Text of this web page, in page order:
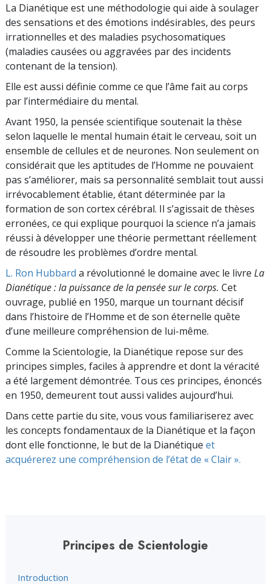
La Dianétique est une méthodologie qui aide à soulager
des sensations et des émotions indésirables, des peurs
irrationnelles et des maladies psychosomatiques
(maladies causées ou aggravées par des incidents
contenant de la tension).
Elle est aussi définie comme ce que l’âme fait au corps
par l’intermédiaire du mental.
Avant 1950, la pensée scientifique soutenait la thèse
selon laquelle le mental humain était le cerveau, soit un
ensemble de cellules et de neurones. Non seulement on
considérait que les aptitudes de l’Homme ne pouvaient
pas s’améliorer, mais sa personnalité semblait tout aussi
irrévocablement établie, étant déterminée par la
formation de son cortex cérébral. Il s’agissait de thèses
erronées, ce qui explique pourquoi la science n’a jamais
réussi à développer une théorie permettant réellement
de résoudre les problèmes d’ordre mental.
L. Ron Hubbard a révolutionné le domaine avec le livre La
Dianétique : la puissance de la pensée sur le corps. Cet
ouvrage, publié en 1950, marque un tournant décisif
dans l’histoire de l’Homme et de son éternelle quête
d’une meilleure compréhension de lui-même.
Comme la Scientologie, la Dianétique repose sur des
principes simples, faciles à apprendre et dont la véracité
a été largement démontrée. Tous ces principes, énoncés
en 1950, demeurent tout aussi valides aujourd’hui.
Dans cette partie du site, vous vous familiariserez avec
les concepts fondamentaux de la Dianétique et la façon
dont elle fonctionne, le but de la Dianétique et
acquérerez une compréhension de l’état de « Clair ».
Principes de Scientologie
Introduction